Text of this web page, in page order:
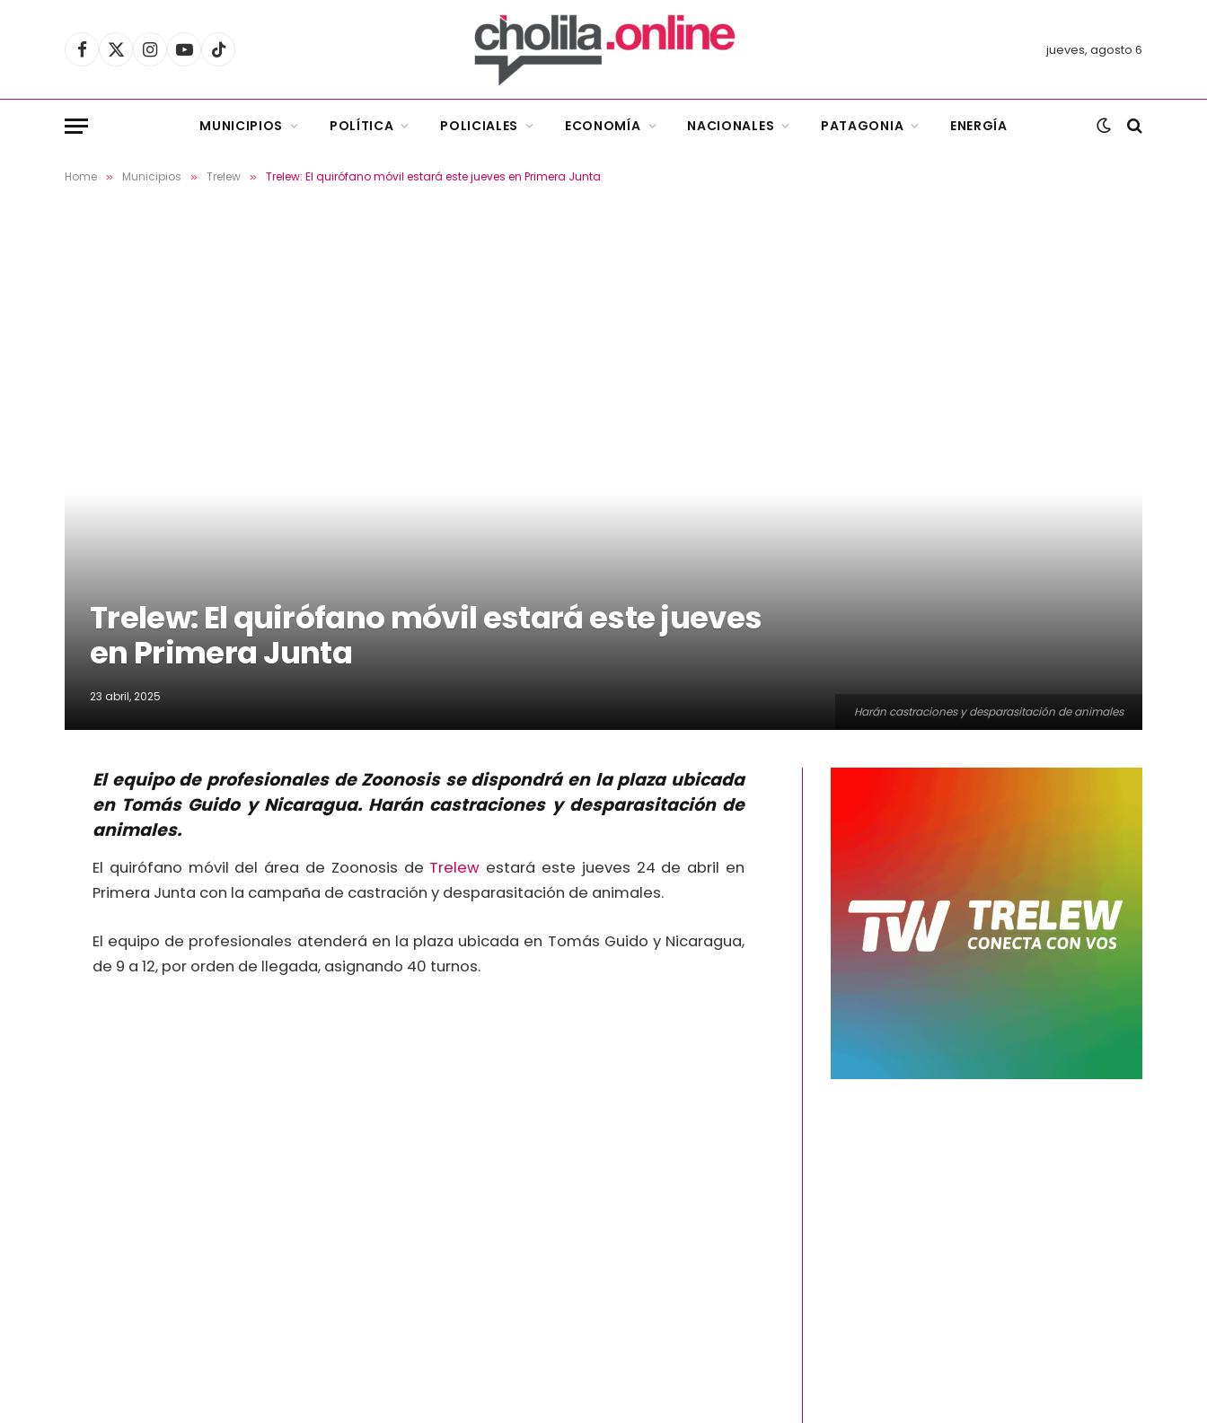
Facebook
X
Instagram
YouTubeTikTok jueves, agosto 6
MUNICIPIOS POLÍTICA POLICIALES ECONOMÍA NACIONALES PATAGONIA ENERGÍA
Home » Municipios » Trelew » Trelew: El quirófano móvil estará este jueves en Primera Junta
Harán castraciones y desparasitación de animales
Trelew: El quirófano móvil estará este jueves
en Primera Junta
23 abril, 2025
El equipo de profesionales de Zoonosis se dispondrá en la plaza ubicada
en Tomás Guido y Nicaragua. Harán castraciones y desparasitación de
animales.
El quirófano móvil del área de Zoonosis de Trelew estará este jueves 24 de abril en
Primera Junta con la campaña de castración y desparasitación de animales.
El equipo de profesionales atenderá en la plaza ubicada en Tomás Guido y Nicaragua,
de 9 a 12, por orden de llegada, asignando 40 turnos.